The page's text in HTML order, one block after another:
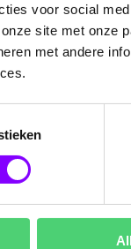
voor social
site met onze
met andere